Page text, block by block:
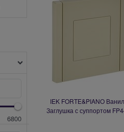
6800
IEK FORTE&PIANO
Заглушка с суппортом